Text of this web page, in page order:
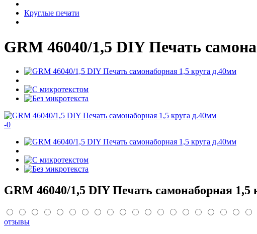
Круглые печати
GRM 46040/1,5 DIY Печать
-0
GRM 46040/1,5 DIY Печать самонаборная 1,5
отзывы